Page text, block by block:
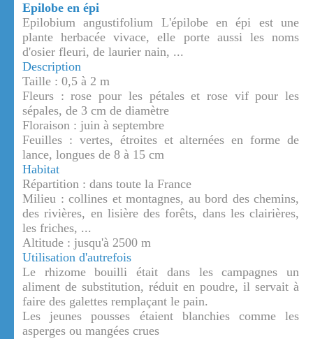
Epilobe en épi
Epilobium angustifolium L'épilobe en épi est une
plante herbacée vivace, elle porte aussi les noms
d'osier fleuri, de laurier nain, ...
Description
Taille : 0,5 à 2 m
Fleurs : rose pour les pétales et rose vif pour les
sépales, de 3 cm de diamètre
Floraison : juin à septembre
Feuilles : vertes, étroites et alternées en forme de
lance, longues de 8 à 15 cm
Habitat
Répartition : dans toute la France
Milieu : collines et montagnes, au bord des chemins,
des rivières, en lisière des forêts, dans les clairières,
les friches, ...
Altitude : jusqu'à 2500 m
Utilisation d'autrefois
Le rhizome bouilli était dans les campagnes un
aliment de substitution, réduit en poudre, il servait à
faire des galettes remplaçant le pain.
Les jeunes pousses étaient blanchies comme les
asperges ou mangées crues